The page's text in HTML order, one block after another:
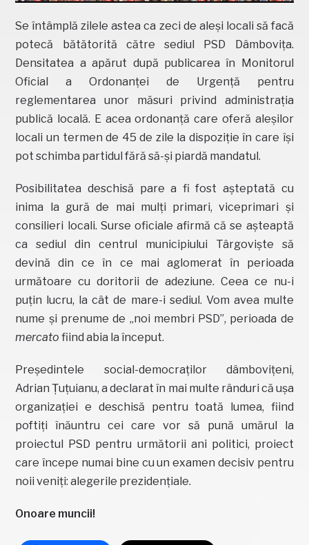
Se întâmplă zilele astea ca zeci de aleși locali să facă
potecă bătătorită către sediul PSD Dâmbovița.
Densitatea a apărut după publicarea în Monitorul
Oficial a Ordonanței de Urgență pentru
reglementarea unor măsuri privind administrația
publică locală. E acea ordonanță care oferă aleșilor
locali un termen de 45 de zile la dispoziție în care își
pot schimba partidul fără să-și piardă mandatul.
Posibilitatea deschisă pare a fi fost așteptată cu
inima la gură de mai mulți primari, viceprimari și
consilieri locali. Surse oficiale afirmă că se așteaptă
ca sediul din centrul municipiului Târgoviște să
devină din ce în ce mai aglomerat în perioada
următoare cu doritorii de adeziune. Ceea ce nu-i
puțin lucru, la cât de mare-i sediul. Vom avea multe
nume și prenume de „noi membri PSD”, perioada de
mercato fiind abia la început.
Președintele social-democraților dâmbovițeni,
Adrian Țuțuianu, a declarat în mai multe rânduri că ușa
organizației e deschisă pentru toată lumea, fiind
poftiți înăuntru cei care vor să pună umărul la
proiectul PSD pentru următorii ani politici, proiect
care începe numai bine cu un examen decisiv pentru
noii veniți: alegerile prezidențiale.
Onoare muncii!